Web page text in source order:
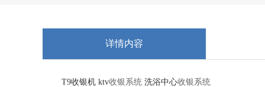
详情内容
T9收银机 ktv收银系统 洗浴中心收银系统